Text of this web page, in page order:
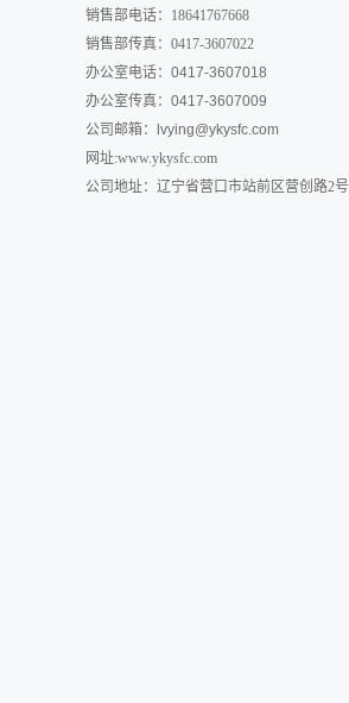
销售部电话：18641767668
销售部传真：0417-3607022
办公室电话：0417-3607018
办公室传真：0417-3607009
公司邮箱：
lvying@ykysfc.com
网址:www.ykysfc.com
公司地址：辽宁省营口市站前区营创路2号